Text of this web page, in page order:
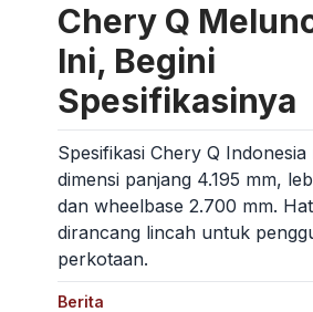
Chery Q
Ini, Begini
Spesifikasinya
Spesifikasi Chery Q
dimensi panjang 4.195 mm,
dan wheelbase 2.700 mm.
dirancang lincah untuk
perkotaan.
Berita